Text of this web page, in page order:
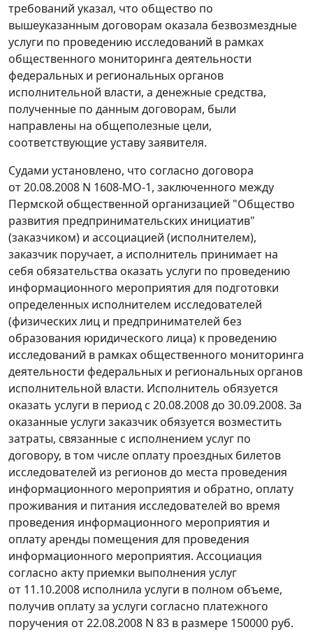
требований указал, что общество по
вышеуказанным договорам оказала безвозмездные
услуги по проведению исследований в рамках
общественного мониторинга деятельности
федеральных и региональных органов
исполнительной власти, а денежные средства,
полученные по данным договорам, были
направлены на общеполезные цели,
соответствующие уставу заявителя.
Судами установлено, что согласно договора
от 20.08.2008 N 1608-МО-1, заключенного между
Пермской общественной организацией "Общество
развития предпринимательских инициатив"
(заказчиком) и ассоциацией (исполнителем),
заказчик поручает, а исполнитель принимает на
себя обязательства оказать услуги по проведению
информационного мероприятия для подготовки
определенных исполнителем исследователей
(физических лиц и предпринимателей без
образования юридического лица) к проведению
исследований в рамках общественного мониторинга
деятельности федеральных и региональных органов
исполнительной власти. Исполнитель обязуется
оказать услуги в период с 20.08.2008 до 30.09.2008. За
оказанные услуги заказчик обязуется возместить
затраты, связанные с исполнением услуг по
договору, в том числе оплату проездных билетов
исследователей из регионов до места проведения
информационного мероприятия и обратно, оплату
проживания и питания исследователей во время
проведения информационного мероприятия и
оплату аренды помещения для проведения
информационного мероприятия. Ассоциация
согласно акту приемки выполнения услуг
от 11.10.2008 исполнила услуги в полном объеме,
получив оплату за услуги согласно платежного
поручения от 22.08.2008 N 83 в размере 150000 руб.